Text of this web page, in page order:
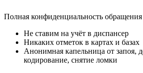
Полная конфиденциальность обращения
Не ставим на учёт в диспансер
Никаких отметок в картах и базах
Анонимная капельница от запоя,
кодирование, снятие ломки